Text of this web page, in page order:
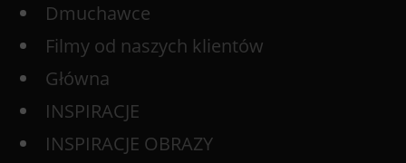
Dmuchawce
Filmy od naszych klientów
Główna
INSPIRACJE
INSPIRACJE OBRAZY